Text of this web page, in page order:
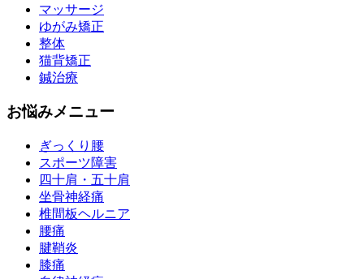
マッサージ
ゆがみ矯正
整体
猫背矯正
鍼治療
お悩みメニュー
ぎっくり腰
スポーツ障害
四十肩・五十肩
坐骨神経痛
椎間板ヘルニア
腰痛
腱鞘炎
膝痛